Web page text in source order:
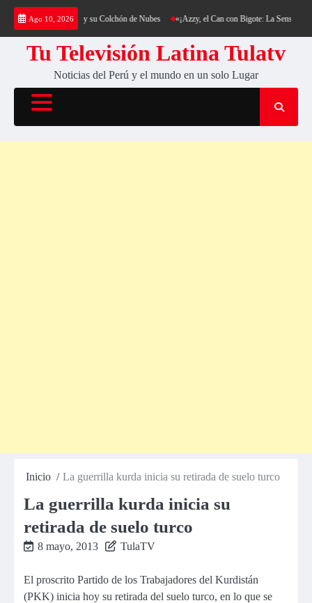
Saltar
contenido
Ago 10, 2026
al Cerro Cantería y su Colchón de Nubes «¡Azzy, el Can con Bigote: La Sensación
Tu Televisión Latina Tulatv
Noticias del Perú y el mundo en un solo Lugar
Inicio La guerrilla kurda inicia su retirada de suelo turco
La guerrilla kurda inicia su
retirada de suelo turco
8 mayo, 2013 TulaTV
El proscrito Partido de los Trabajadores del Kurdistán
(PKK) inicia hoy su retirada del suelo turco, en lo que se